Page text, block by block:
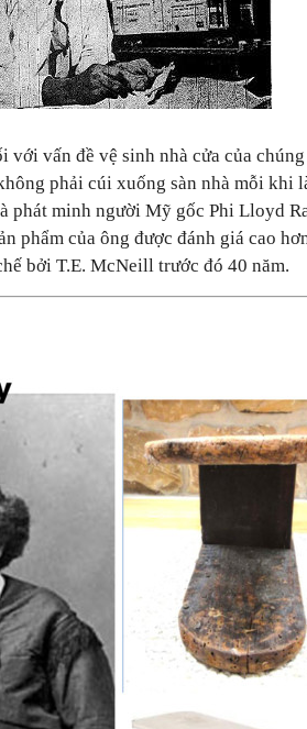
vấn đề vệ sinh nhà cửa của
phải cúi xuống sàn nhà mỗi khi
phát minh người Mỹ gốc Phi Lloyd
phẩm của ông được đánh giá cao
bởi T.E. McNeill trước đó 40 năm.